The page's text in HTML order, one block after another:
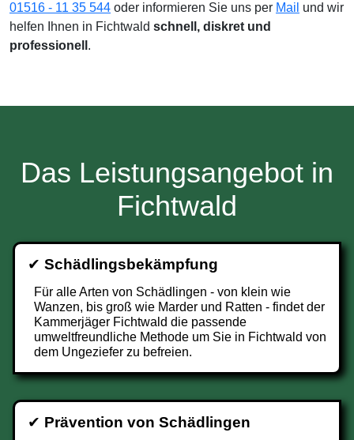
01516 - 11 35 544 oder informieren Sie uns per Mail und wir
helfen Ihnen in Fichtwald schnell, diskret und
professionell .
Das Leistungsangebot in
Fichtwald
✔ Schädlingsbekämpfung
Für alle Arten von Schädlingen - von klein wie
Wanzen, bis groß wie Marder und Ratten - findet der
Kammerjäger Fichtwald die passende
umweltfreundliche Methode um Sie in Fichtwald von
dem Ungeziefer zu befreien.
✔ Prävention von Schädlingen